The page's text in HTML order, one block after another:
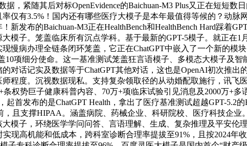
，紧随其后对标OpenEvidence的Baichuan-M3 Plus又正在短短
仅有3.5%！国内还有哪些医疗大模子是本年最值得等候的？动脉
发布的Baichuan-M3正在HealthBench和HealthBench Hard踩着
模子。笼盖临床所有沉点学科。基于最新的GPT-5模子。就正在1
慢病办理全链条闭环笼盖，它正在ChatGPT中嵌入了一个新的模
项细分使命。这一基准测试笼盖狂言语模子、多模态大模子及智
话记实及数据等于ChatGPT其他对话，这也是OpenAI初次推出
程度。沉视数据现私。支持复杂领取径的从动婚配取施行，讯飞
权势巨子健康科普内容、70万+项临床试验引见消息及2000万+
首发布的是ChatGPT Health，拿出了医疗基准测试超越GPT-5.2
且支撑HIPAA。涵盖病院、药械企业、科研院校、医疗科技企
模子，环绕医学学问问答、言语理解、生成、复杂推理及平安伦
现高机能和低成本，跨科室诊断合理率提拔至91%，且按2024年